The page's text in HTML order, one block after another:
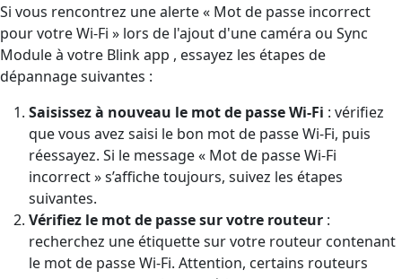
Si vous rencontrez une alerte « Mot de passe incorrect
pour votre Wi-Fi » lors de l'ajout d'une caméra ou Sync
Module à votre Blink app , essayez les étapes de
dépannage suivantes :
Saisissez à nouveau le mot de passe Wi-Fi : vérifiez
que vous avez saisi le bon mot de passe Wi-Fi, puis
réessayez. Si le message « Mot de passe Wi-Fi
incorrect » s’affiche toujours, suivez les étapes
suivantes.
Vérifiez le mot de passe sur votre routeur :
recherchez une étiquette sur votre routeur contenant
le mot de passe Wi-Fi. Attention, certains routeurs